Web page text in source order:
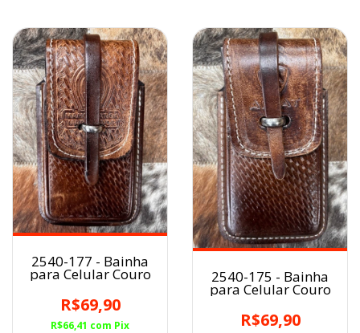
2540-177 - Bainha
para Celular Couro
R$69,90
R$66,41 com Pix
2540-175 - Bainha
para Celular Couro
R$69,90